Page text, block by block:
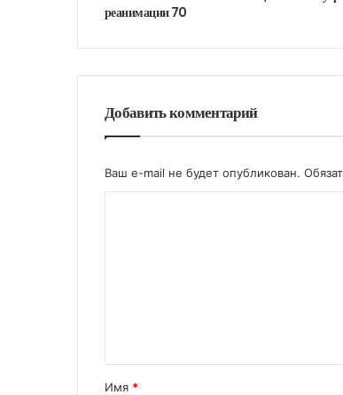
реанимации 70
Добавить комментарий
Ваш e-mail не будет опубликован.
Имя *